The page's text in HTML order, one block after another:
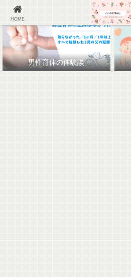
男性育休の体験談
HOME